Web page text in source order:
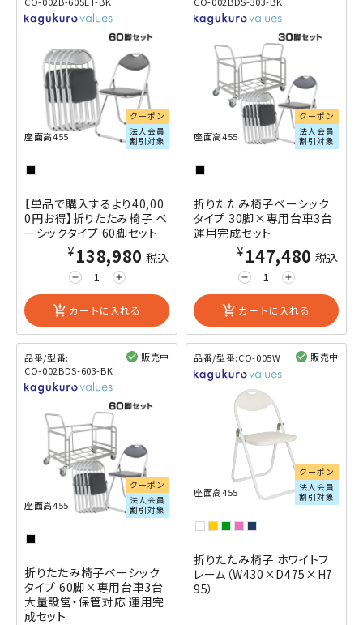
クーポン
法人会員
割引対象
座面高455
【単品で購入するより40,00
0円お得】折りたたみ椅子 ベ
ーシックタイプ 60脚セット
remove add
¥138,980 税込
add_shopping_cart カートに入れる
クーポン
法人会員
割引対象
座面高455
折りたたみ椅子ベーシック
タイプ 30脚×専用台車3台
運用完成セット
remove add
¥147,480 税込
add_shopping_cart カートに入れる
品番/型番:
CO-002BDS-603-BK
販売中
クーポン
法人会員
割引対象
座面高455
折りたたみ椅子ベーシック
タイプ 60脚×専用台車3台
大量設営・保管対応 運用完
成セット
品番/型番:CO-005W 販売中
クーポン
法人会員
割引対象
座面高455
折りたたみ椅子 ホワイトフ
レーム（W430×D475×H7
95）